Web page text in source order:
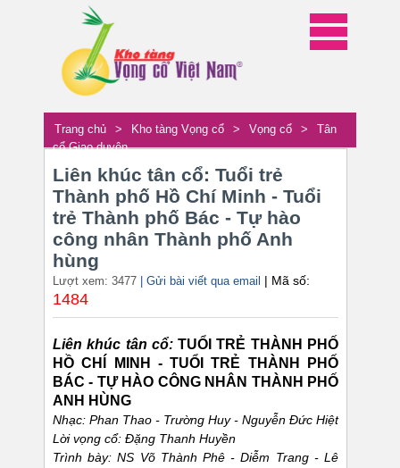
Trang chủ > Kho tàng Vọng cổ > Vọng cổ >
Tân
cổ Giao duyên
Liên khúc tân cổ: Tuổi trẻ
Thành phố Hồ Chí Minh - Tuổi
trẻ Thành phố Bác - Tự hào
công nhân Thành phố Anh
hùng
Lượt xem: 3477 | Gửi bài viết qua email | Mã số:
1484
Liên khúc tân cổ:TUỔI TRẺ THÀNH PHỐ
HỒ CHÍ MINH - TUỔI TRẺ THÀNH PHỐ
BÁC - TỰ HÀO CÔNG NHÂN THÀNH PHỐ
ANH HÙNG
Nhạc: Phan Thao - Trường Huy - Nguyễn Đức Hiệt
Lời vọng cổ: Đặng Thanh Huyền
Trình bày: NS Võ Thành Phê - Diễm Trang - Lê